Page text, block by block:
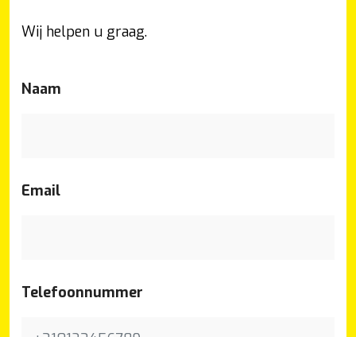
Wij helpen u graag.
Naam
Email
Telefoonnummer